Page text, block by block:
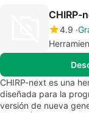
CHIRP-
4.9
CHIRP-next es una
diseñada para la
versión de nueva